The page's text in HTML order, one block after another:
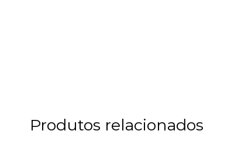
Produtos relacionados